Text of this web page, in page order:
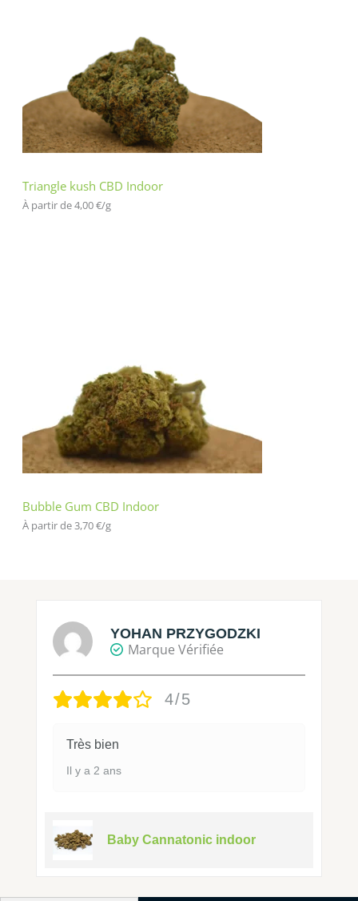
Triangle kush CBD Indoor
À partir de 4,00€/g
Bubble Gum CBD Indoor
À partir de 3,70€/g
YOHAN PRZYGODZKI
Marque Vérifiée
4/5
Très bien
Il y a 2 ans
Baby Cannatonic indoor